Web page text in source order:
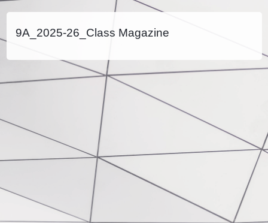
9A_2025-26_Class Magazine